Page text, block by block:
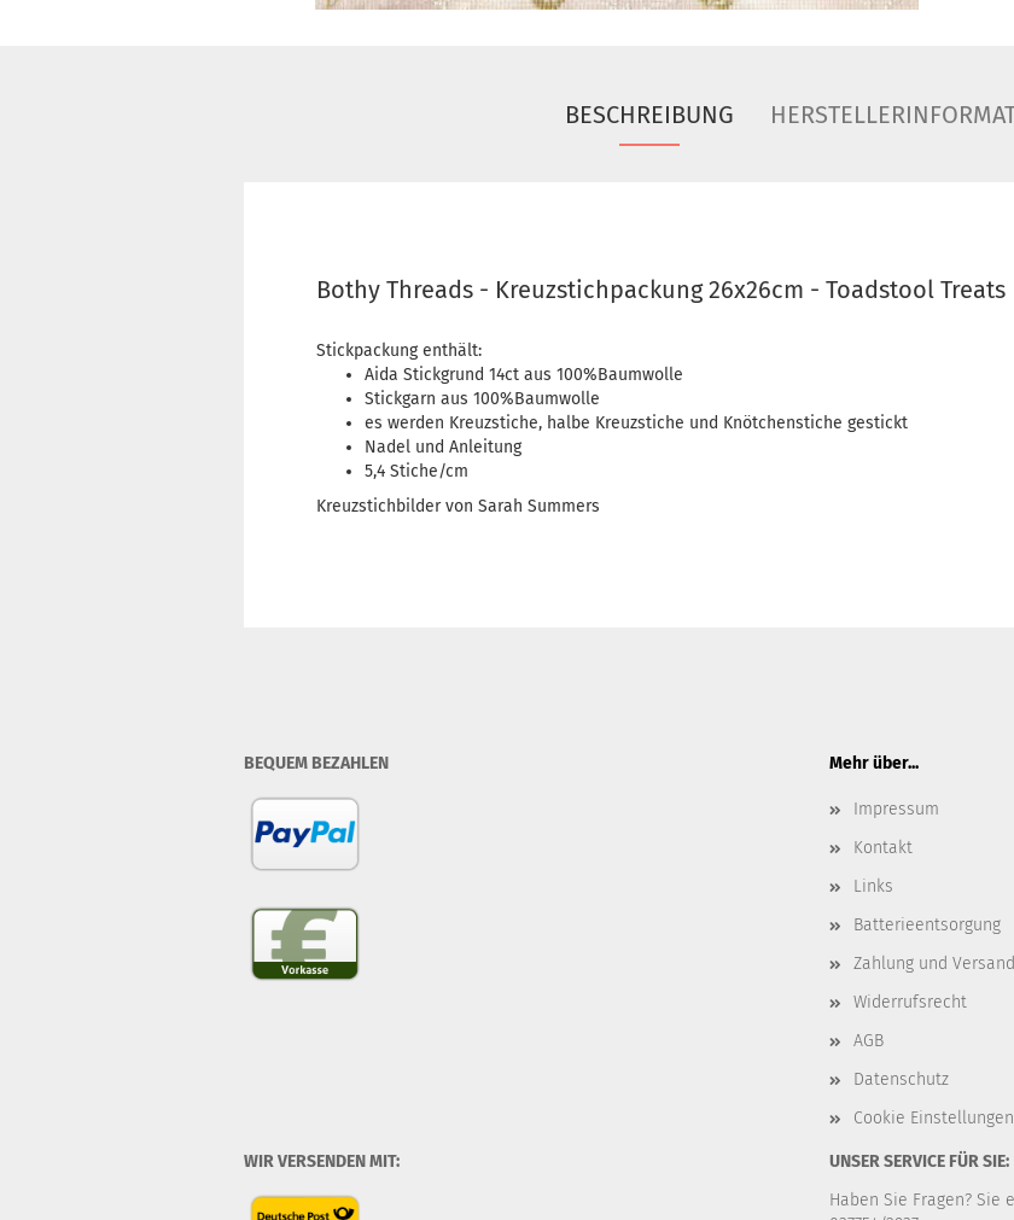
BESCHREIBUNG
Bothy Threads - Kreuzstichpackung 26x26cm - Toadstool Treats
Stickpackung enthält:
Aida Stickgrund 14ct aus 100%Baumwolle
Stickgarn aus 100%Baumwolle
es werden Kreuzstiche, halbe Kreuzstiche und Knötchenstiche gestickt
Nadel und Anleitung
5,4 Stiche/cm
Kreuzstichbilder von Sarah Summers
BEQUEM BEZAHLEN Mehr über...
Impressum
Kontakt
Links
Batterieentsorgung
Zahlung und Versand
Widerrufsrecht
AGB
Datenschutz
Cookie Einstellungen
WIR VERSENDEN MIT:
UNSER SERVICE FÜR SIE:
Haben Sie Fragen? Sie